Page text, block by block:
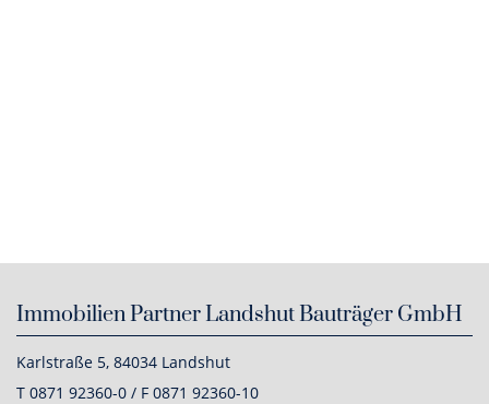
Immobilien Partner Landshut Bauträger GmbH
Karlstraße 5, 84034 Landshut
T 0871 92360-0 / F 0871 92360-10